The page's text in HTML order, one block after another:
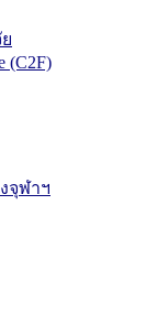
(C2F)
จุฬาฯ